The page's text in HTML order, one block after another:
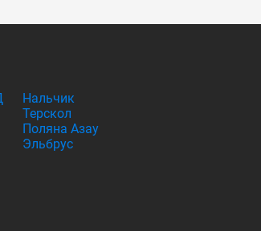
Нальчик
Терскол
Поляна Азау
Эльбрус